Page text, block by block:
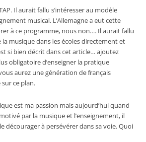
Il aurait fallu s’intéresser au modèle
musical. L’Allemagne a eut cette
à ce programme, nous non…. Il aurait fallu
musique dans les écoles directement et
si bien décrit dans cet article… ajoutez
obligatoire d’enseigner la pratique
aurez une génération de français
ce plan.
est ma passion mais aujourd’hui quand
par la musique et l’enseignement, il
décourager à persévérer dans sa voie. Quoi